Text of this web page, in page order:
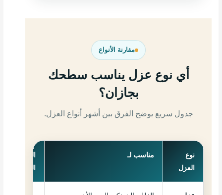
مقارنة الأنواع
أي نوع عزل يناسب سطحك
بجازان؟
جدول سريع يوضح الفرق بين أشهر أنواع العزل.
نوع
العزل
مناسب لـ
السعر
التقريبي